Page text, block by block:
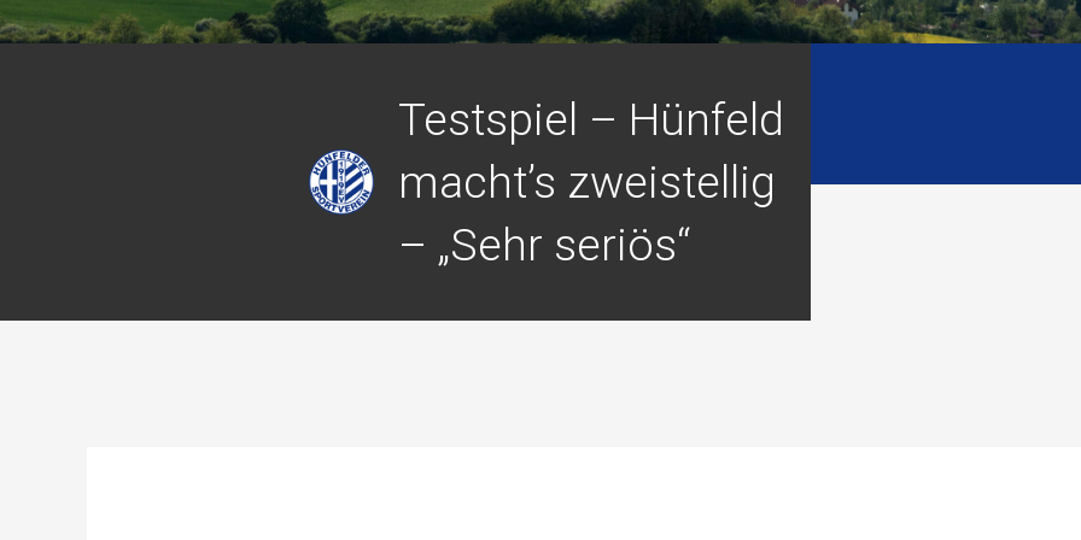
Testspiel – Hünfeld
macht’s zweistellig
– „Sehr seriös“